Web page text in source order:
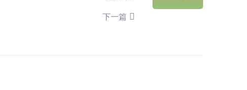
下一篇